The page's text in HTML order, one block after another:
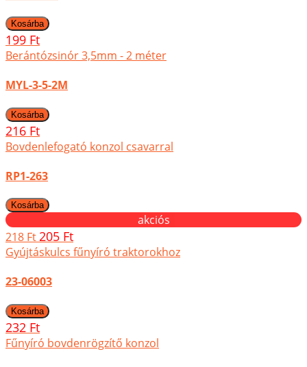
199 Ft
Berántózsinór 3,5mm - 2 méter
MYL-3-5-2M
216 Ft
Bovdenlefogató konzol csavarral
RP1-263
akciós
218 Ft205 Ft
Gyújtáskulcs fűnyíró traktorokhoz
23-06003
232 Ft
Fűnyíró bovdenrögzítő konzol